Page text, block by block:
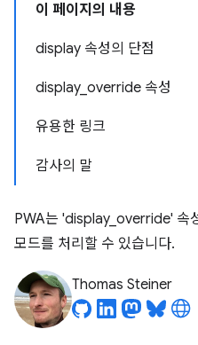
이 페이지의 내용
display 속성의 단점
display_override 속성
유용한 링크
감사의 말
PWA는 'display_override' 속
모드를 처리할 수 있습니다.
Thomas Steiner